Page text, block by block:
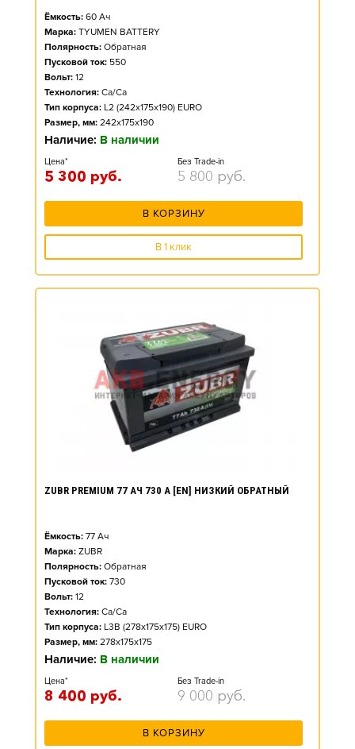
Ёмкость: 60 Ач
Марка: TYUMEN BATTERY
Полярность: Обратная
Пусковой ток: 550
Вольт: 12
Технология: Ca/Ca
Тип корпуса: L2 (242x175x190) EURO
Размер, мм: 242x175x190
Наличие: В наличии
Цена*
5 300 руб.
Без Trade-in
5 800 руб.
В КОРЗИНУ
В 1 клик
ZUBR PREMIUM 77 АЧ 730 А [EN] НИЗКИЙ ОБРАТНЫЙ
Ёмкость: 77 Ач
Марка: ZUBR
Полярность: Обратная
Пусковой ток: 730
Вольт: 12
Технология: Ca/Ca
Тип корпуса: L3B (278x175x175) EURO
Размер, мм: 278x175x175
Наличие: В наличии
Цена*
8 400 руб.
Без Trade-in
9 000 руб.
В КОРЗИНУ